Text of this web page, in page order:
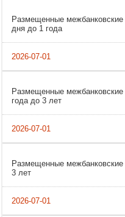
Размещенные межбанковские
дня до 1 года
Размещенные межбанковские
года до 3 лет
Размещенные
3 лет